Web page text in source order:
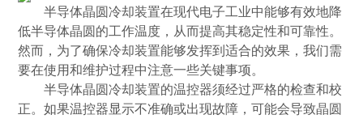
半导体晶圆冷却装置在现代电子工业中能够有效地降
低半导体晶圆的工作温度，从而提高其稳定性和可靠性。
然而，为了确保冷却装置能够发挥到适合的效果，我们需
要在使用和维护过程中注意一些关键事项。
半导体晶圆冷却装置的温控器须经过严格的检查和校
正。如果温控器显示不准确或出现故障，可能会导致晶圆